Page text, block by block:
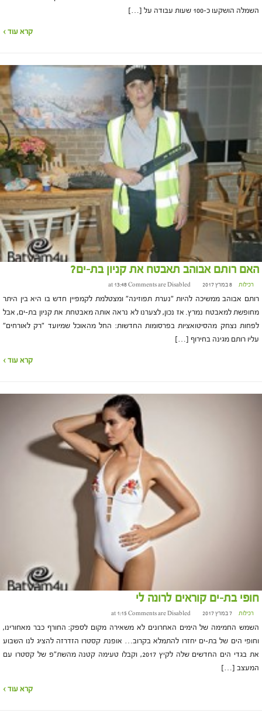
השמלה הושקעו כ-100 שעות עבודה על […]
קרא עוד ›
האם רותם אבוהב תאבטח את קניון בת-ים?
רכילות 8 במרץ 2017 at 13:48 Comments are Disabled
רותם אבוהב ממשיכה להיות "נערת תפוזינה" ומצטלמת לקמפיין חדש בו היא בין היתר
מחופשת למאבטח נמרץ. אז נכון, לצערנו לא נראה אותה מאבטחת את קניון בת-ים, אבל
לפחות נצחק מהסיטואציות בפרסומות החדשות: החל מהאוכל שמיועד "רק לאורחים"
עליו רותם מגינה בחירוף […]
קרא עוד ›
חופי בת-ים קוראים לרונה לי
רכילות 7 במרץ 2017 at 1:15 Comments are Disabled
השמש החמימה של הימים האחרונים לא משאירה מקום לספק: החורף כבר מאחורינו,
וחופי הים של בת-ים יחזרו להתמלא בקרוב… אופנת קסטרו הזדרזה להציג לנו השבוע
את בגדי הים החדשים שלה לקיץ 2017, וקבלו טעימה קטנה מהשת"פ של קסטרו עם
המעצב […]
קרא עוד ›